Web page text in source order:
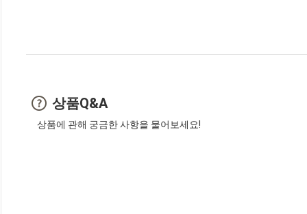
상품Q&A
상품에 관해 궁금한 사항을 물어보세요!